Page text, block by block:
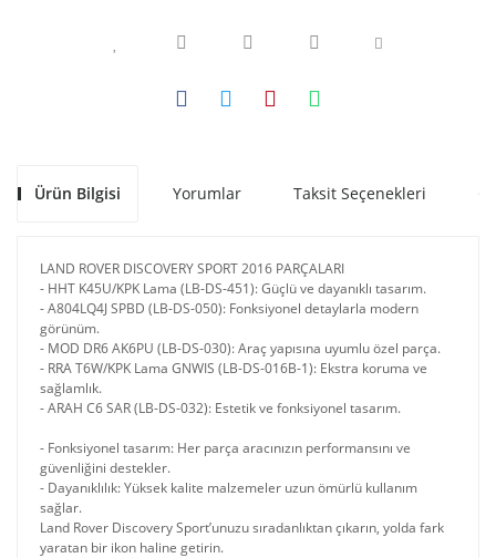
Ürün Bilgisi Yorumlar Taksit Seçenekleri
LAND ROVER DISCOVERY SPORT 2016 PARÇALARI
- HHT K45U/KPK Lama (LB-DS-451): Güçlü ve dayanıklı tasarım.
- A804LQ4J SPBD (LB-DS-050): Fonksiyonel detaylarla modern
görünüm.
- MOD DR6 AK6PU (LB-DS-030): Araç yapısına uyumlu özel parça.
- RRA T6W/KPK Lama GNWIS (LB-DS-016B-1): Ekstra koruma ve
sağlamlık.
- ARAH C6 SAR (LB-DS-032): Estetik ve fonksiyonel tasarım.
- Fonksiyonel tasarım: Her parça aracınızın performansını ve
güvenliğini destekler.
- Dayanıklılık: Yüksek kalite malzemeler uzun ömürlü kullanım
sağlar.
Land Rover Discovery Sport’unuzu sıradanlıktan çıkarın, yolda fark
yaratan bir ikon haline getirin.